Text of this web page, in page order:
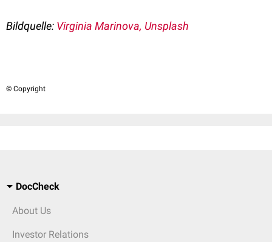
Bildquelle: Virginia Marinova, Unsplash
© Copyright
DocCheck
About Us
Investor Relations